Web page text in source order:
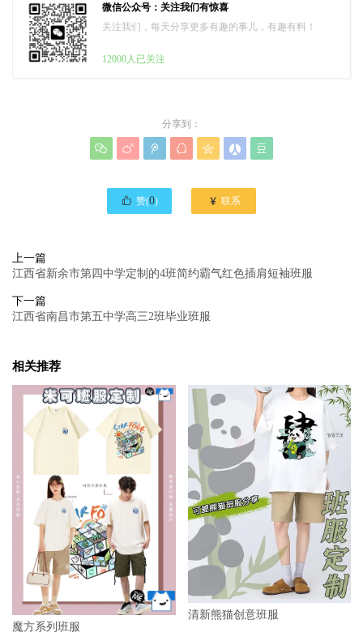
微信公众号：关注我们有惊喜
关注我们，每天分享更多有趣的事儿，有趣有料！
12000人已关注
分享到：
      
 赞(0)  联系
上一篇
江西省新余市第四中学定制的4班简约霸气红色插肩短袖班服
下一篇
江西省南昌市第五中学高三2班毕业班服
相关推荐
魔方系列班服
清新熊猫创意班服